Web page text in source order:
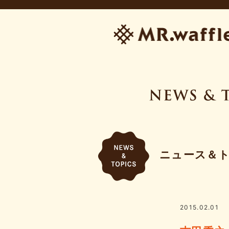
ニュース＆
2015.02.01